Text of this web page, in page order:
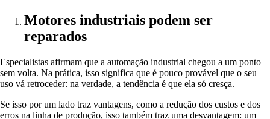
Motores industriais podem ser
reparados
Especialistas afirmam que a automação industrial chegou a um ponto
sem volta. Na prática, isso significa que é pouco provável que o seu
uso vá retroceder: na verdade, a tendência é que ela só cresça.
Se isso por um lado traz vantagens, como a redução dos custos e dos
erros na linha de produção, isso também traz uma desvantagem: um